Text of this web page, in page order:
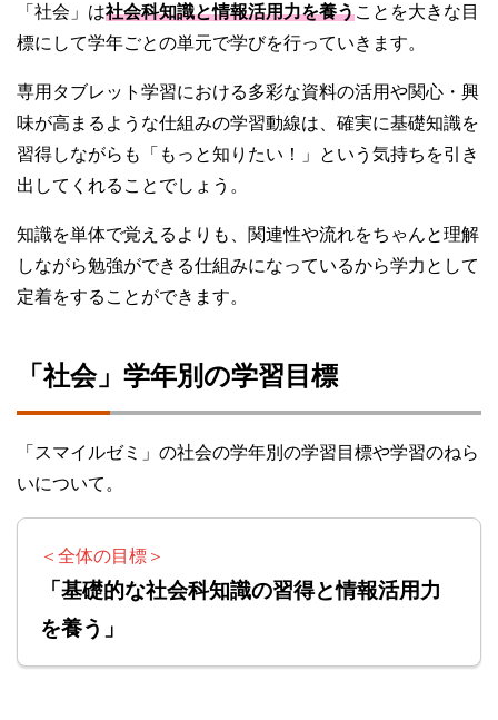
「社会」は社会科知識と情報活用力を養うことを大きな目
標にして学年ごとの単元で学びを行っていきます。
専用タブレット学習における多彩な資料の活用や関心・興
味が高まるような仕組みの学習動線は、確実に基礎知識を
習得しながらも「もっと知りたい！」という気持ちを引き
出してくれることでしょう。
知識を単体で覚えるよりも、関連性や流れをちゃんと理解
しながら勉強ができる仕組みになっているから学力として
定着をすることができます。
「社会」学年別の学習目標
「スマイルゼミ」の社会の学年別の学習目標や学習のねら
いについて。
＜全体の目標＞
「基礎的な社会科知識の習得と情報活用力
を養う」